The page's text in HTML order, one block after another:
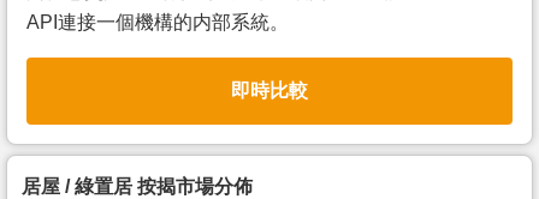
API連接一個機構的内部系統。
即時比較
居屋 / 綠置居 按揭市場分佈